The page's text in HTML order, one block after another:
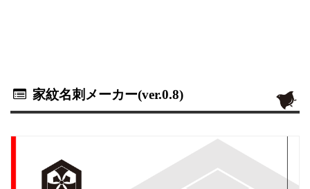
家紋名刺メーカー(ver.0.8)